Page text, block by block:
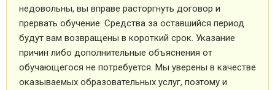
недовольны, вы вправе расторгнуть договор и
прервать обучение. Средства за оставшийся период
будут вам возвращены в короткий срок. Указание
причин либо дополнительные объяснения от
обучающегося не потребуется. Мы уверены в качестве
оказываемых образовательных услуг, поэтому и